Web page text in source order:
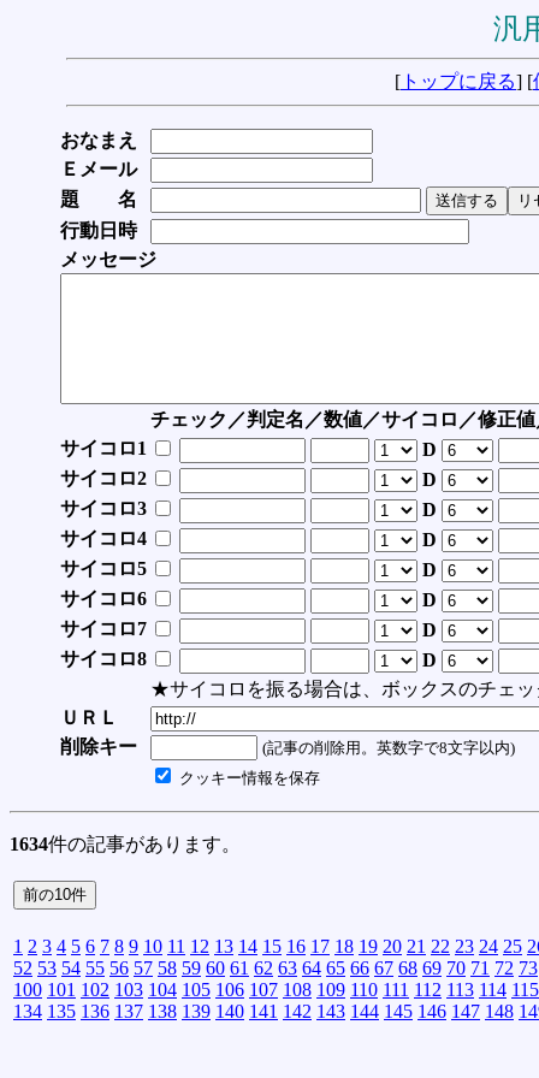
汎
[ トップに戻る] [
おなまえ
Ｅメール
題 名
行動日時
メッセージ
チェック／判定名／数値／サイコロ／修正
サイコロ1
D
サイコロ2
D
サイコロ3
D
サイコロ4
D
サイコロ5
D
サイコロ6
D
サイコロ7
D
サイコロ8
D
★サイコロを振る場合は、ボックスのチェッ
ＵＲＬ
削除キー
(記事の削除用。英数字で8文字以内)
クッキー情報を保存
1634件の記事があります。
1 2 3 4 5 6 7 8 9 10 11 12 13 14 15 16 17 18 19 20 21 22 23 24 25
52 53 54 55 56 57 58 59 60 61 62 63 64 65 66 67 68 69 70 71 72 73
100 101 102 103 104 105 106 107 108 109 110 111 112 113 114 115
134 135 136 137 138 139 140 141 142 143 144 145 146 147 148